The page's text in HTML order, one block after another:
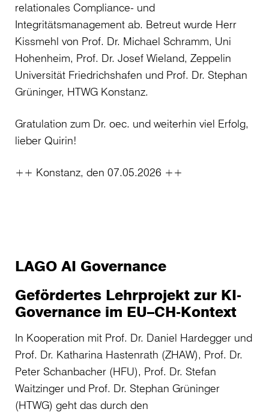
relationales Compliance- und
Integritätsmanagement ab. Betreut wurde Herr
Kissmehl von Prof. Dr. Michael Schramm, Uni
Hohenheim, Prof. Dr. Josef Wieland, Zeppelin
Universität Friedrichshafen und Prof. Dr. Stephan
Grüninger, HTWG Konstanz.
Gratulation zum Dr. oec. und weiterhin viel Erfolg,
lieber Quirin!
++ Konstanz, den 07.05.2026 ++
LAGO AI Governance
Gefördertes Lehrprojekt zur KI-
Governance im EU–CH-Kontext
In Kooperation mit Prof. Dr. Daniel Hardegger und
Prof. Dr. Katharina Hastenrath (ZHAW), Prof. Dr.
Peter Schanbacher (HFU), Prof. Dr. Stefan
Waitzinger und Prof. Dr. Stephan Grüninger
(HTWG) geht das durch den